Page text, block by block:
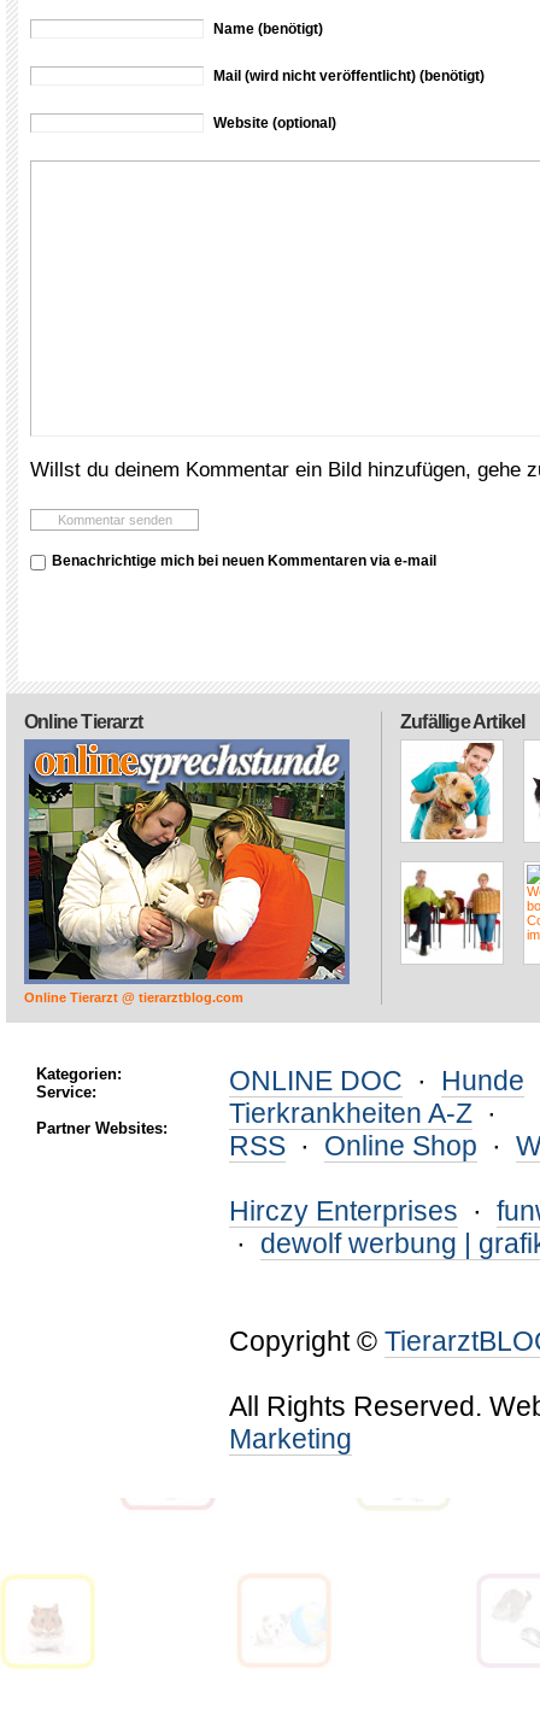
Name (benötigt)
Mail (wird nicht veröffentlicht) (benötigt)
Website (optional)
Willst du deinem Kommentar ein Bild hinzufügen, gehe
Benachrichtige mich bei neuen Kommentaren via e-mail
Zufällige Artikel
Online Tierarzt
Online Tierarzt @ tierarztblog.com
Kategorien:
Service:
Partner Websites:
ONLINE DOC · Hunde
Tierkrankheiten A-Z ·
RSS · Online Shop ·
Hirczy Enterprises ·
· dewolf werbung |
Copyright ©
All Rights Reserved.
Marketing